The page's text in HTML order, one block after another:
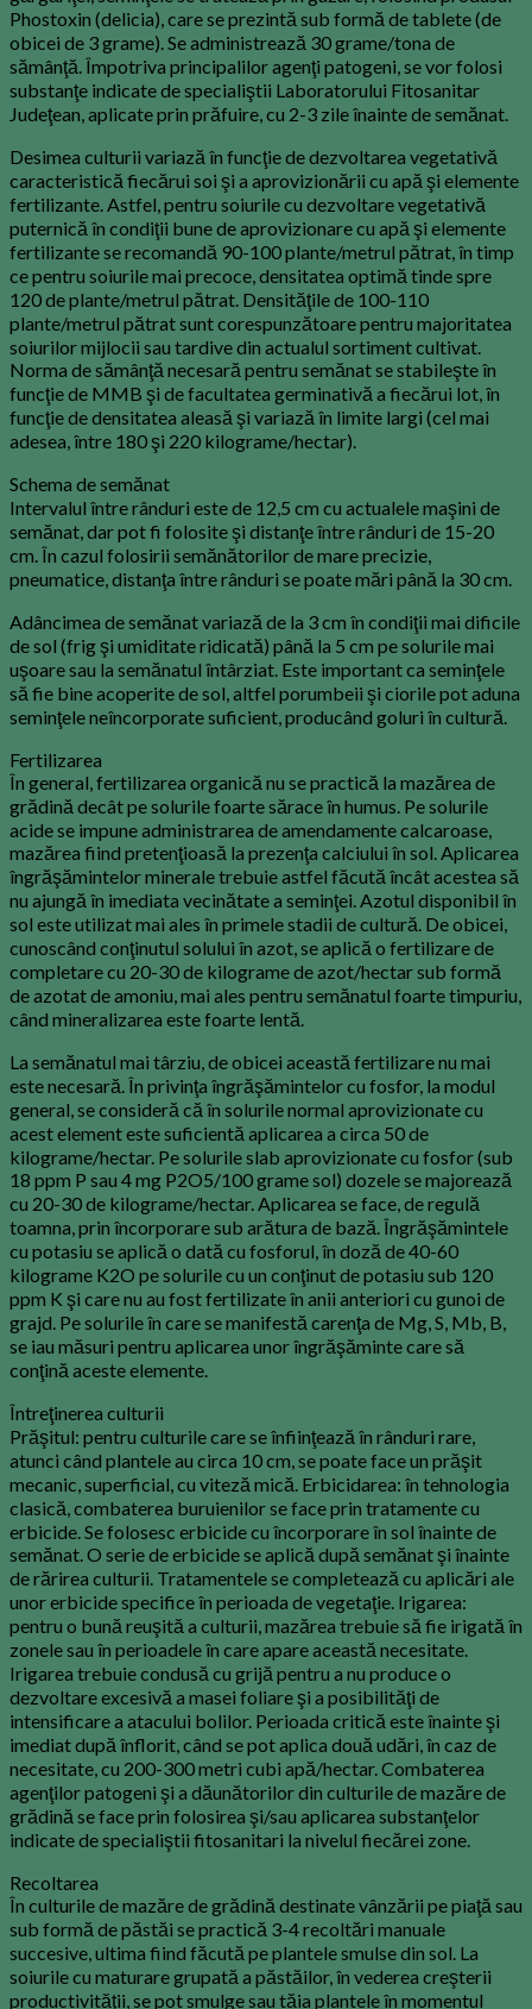
Phostoxin (delicia), care se prezintă sub formă de tablete (de
obicei de 3 grame). Se administrează 30 grame/tona de
sămânţă. Împotriva principalilor agenţi patogeni, se vor folosi
substanţe indicate de specialiştii Laboratorului Fitosanitar
Judeţean, aplicate prin prăfuire, cu 2-3 zile înainte de semănat.
Desimea culturii variază în funcţie de dezvoltarea vegetativă
caracteristică fiecărui soi şi a aprovizionării cu apă şi elemente
fertilizante. Astfel, pentru soiurile cu dezvoltare vegetativă
puternică în condiţii bune de aprovizionare cu apă şi elemente
fertilizante se recomandă 90-100 plante/metrul pătrat, în timp
ce pentru soiurile mai precoce, densitatea optimă tinde spre
120 de plante/metrul pătrat. Densităţile de 100-110
plante/metrul pătrat sunt corespunzătoare pentru majoritatea
soiurilor mijlocii sau tardive din actualul sortiment cultivat.
Norma de sămânţă necesară pentru semănat se stabileşte în
funcţie de MMB şi de facultatea germinativă a fiecărui lot, în
funcţie de densitatea aleasă şi variază în limite largi (cel mai
adesea, între 180 şi 220 kilograme/hectar).
Schema de semănat
Intervalul între rânduri este de 12,5 cm cu actualele maşini de
semănat, dar pot fi folosite şi distanţe între rânduri de 15-20
cm. În cazul folosirii semănătorilor de mare precizie,
pneumatice, distanţa între rânduri se poate mări până la 30 cm.
Adâncimea de semănat variază de la 3 cm în condiţii mai dificile
de sol (frig şi umiditate ridicată) până la 5 cm pe solurile mai
uşoare sau la semănatul întârziat. Este important ca seminţele
să fie bine acoperite de sol, altfel porumbeii şi ciorile pot aduna
seminţele neîncorporate suficient, producând goluri în cultură.
Fertilizarea
În general, fertilizarea organică nu se practică la mazărea de
grădină decât pe solurile foarte sărace în humus. Pe solurile
acide se impune administrarea de amendamente calcaroase,
mazărea fiind pretenţioasă la prezenţa calciului în sol. Aplicarea
îngrăşămintelor minerale trebuie astfel făcută încât acestea să
nu ajungă în imediata vecinătate a seminţei. Azotul disponibil în
sol este utilizat mai ales în primele stadii de cultură. De obicei,
cunoscând conţinutul solului în azot, se aplică o fertilizare de
completare cu 20-30 de kilograme de azot/hectar sub formă
de azotat de amoniu, mai ales pentru semănatul foarte timpuriu,
când mineralizarea este foarte lentă.
La semănatul mai târziu, de obicei această fertilizare nu mai
este necesară. În privinţa îngrăşămintelor cu fosfor, la modul
general, se consideră că în solurile normal aprovizionate cu
acest element este suficientă aplicarea a circa 50 de
kilograme/hectar. Pe solurile slab aprovizionate cu fosfor (sub
18 ppm P sau 4 mg P2O5/100 grame sol) dozele se majorează
cu 20-30 de kilograme/hectar. Aplicarea se face, de regulă
toamna, prin încorporare sub arătura de bază. Îngrăşămintele
cu potasiu se aplică o dată cu fosforul, în doză de 40-60
kilograme K2O pe solurile cu un conţinut de potasiu sub 120
ppm K şi care nu au fost fertilizate în anii anteriori cu gunoi de
grajd. Pe solurile în care se manifestă carenţa de Mg, S, Mb, B,
se iau măsuri pentru aplicarea unor îngrăşăminte care să
conţină aceste elemente.
Întreţinerea culturii
Prăşitul: pentru culturile care se înfiinţează în rânduri rare,
atunci când plantele au circa 10 cm, se poate face un prăşit
mecanic, superficial, cu viteză mică. Erbicidarea: în tehnologia
clasică, combaterea buruienilor se face prin tratamente cu
erbicide. Se folosesc erbicide cu încorporare în sol înainte de
semănat. O serie de erbicide se aplică după semănat şi înainte
de rărirea culturii. Tratamentele se completează cu aplicări ale
unor erbicide specifice în perioada de vegetaţie. Irigarea:
pentru o bună reuşită a culturii, mazărea trebuie să fie irigată în
zonele sau în perioadele în care apare această necesitate.
Irigarea trebuie condusă cu grijă pentru a nu produce o
dezvoltare excesivă a masei foliare şi a posibilităţi de
intensificare a atacului bolilor. Perioada critică este înainte şi
imediat după înflorit, când se pot aplica două udări, în caz de
necesitate, cu 200-300 metri cubi apă/hectar. Combaterea
agenţilor patogeni şi a dăunătorilor din culturile de mazăre de
grădină se face prin folosirea şi/sau aplicarea substanţelor
indicate de specialiştii fitosanitari la nivelul fiecărei zone.
Recoltarea
În culturile de mazăre de grădină destinate vânzării pe piaţă sau
sub formă de păstăi se practică 3-4 recoltări manuale
succesive, ultima fiind făcută pe plantele smulse din sol. La
soiurile cu maturare grupată a păstăilor, în vederea creşterii
productivităţii, se pot smulge sau tăia plantele în momentul